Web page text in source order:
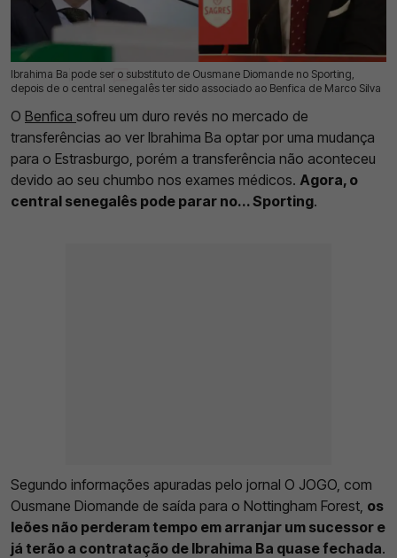
Ibrahima Ba pode ser o substituto de Ousmane Diomande no Sporting,
depois de o central senegalês ter sido associado ao Benfica de Marco Silva
22 Jul 2026 | 12:38 | 0
O Benfica sofreu um duro revés no mercado de
transferências ao ver Ibrahima Ba optar por uma mudança
para o Estrasburgo, porém a transferência não aconteceu
devido ao seu chumbo nos exames médicos. Agora, o
central senegalês pode parar no... Sporting.
Segundo informações apuradas pelo jornal O JOGO, com
Ousmane Diomande de saída para o Nottingham Forest, os
leões não perderam tempo em arranjar um sucessor e
já terão a contratação de Ibrahima Ba quase fechada.